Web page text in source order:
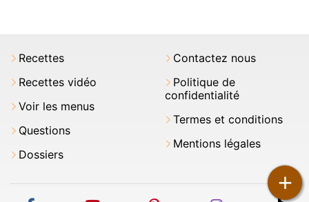
+
Recettes
Recettes vidéo
Voir les menus
Questions
Dossiers
Contactez nous
Politique de
confidentialité
Termes et conditions
Mentions légales